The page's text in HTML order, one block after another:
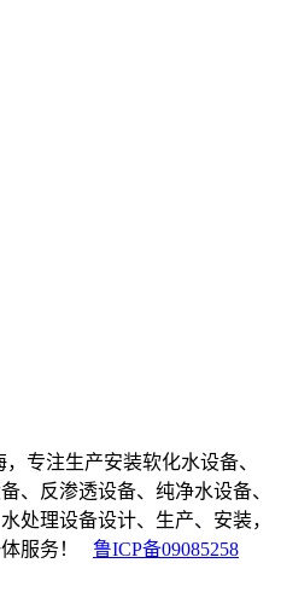
专注生产安装软化水设备、
、反渗透设备、纯净水设备、
处理设备设计、生产、安装，
服务！ 鲁ICP备09085258